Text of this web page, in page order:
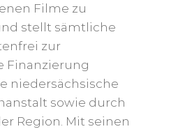
Filme zu
stellt sämtliche
zur
Finanzierung
niedersächsische
sowie durch
Region. Mit seinen